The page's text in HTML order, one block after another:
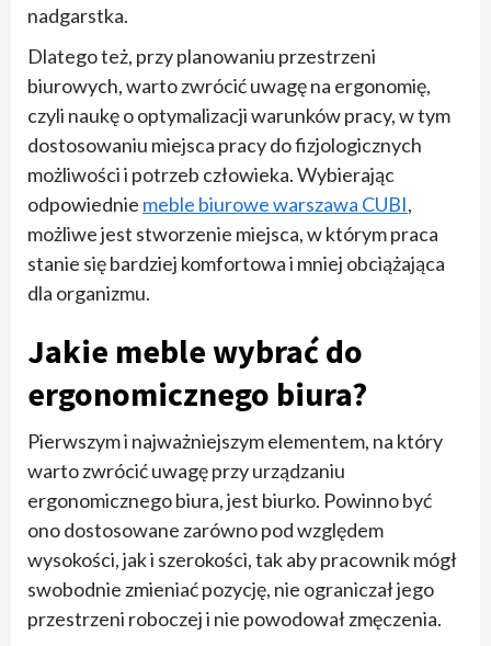
nadgarstka.
Dlatego też, przy planowaniu przestrzeni
biurowych, warto zwrócić uwagę na ergonomię,
czyli naukę o optymalizacji warunków pracy, w tym
dostosowaniu miejsca pracy do fizjologicznych
możliwości i potrzeb człowieka. Wybierając
odpowiednie meble biurowe warszawa CUBI,
możliwe jest stworzenie miejsca, w którym praca
stanie się bardziej komfortowa i mniej obciążająca
dla organizmu.
Jakie meble wybrać do
ergonomicznego biura?
Pierwszym i najważniejszym elementem, na który
warto zwrócić uwagę przy urządzaniu
ergonomicznego biura, jest biurko. Powinno być
ono dostosowane zarówno pod względem
wysokości, jak i szerokości, tak aby pracownik mógł
swobodnie zmieniać pozycję, nie ograniczał jego
przestrzeni roboczej i nie powodował zmęczenia.